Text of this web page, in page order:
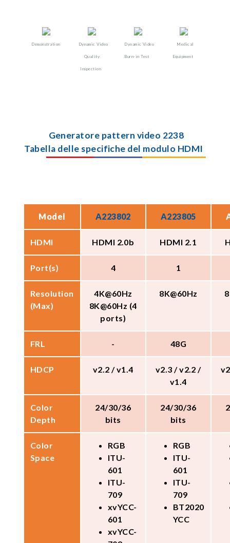
Demonstration Dynamic Video
Quality
Inspection
Dynamic Video
Burn-in Test
Medical
Equipment
Generatore pattern video 2238
Tabella delle specifiche del modulo HDMI
Model A223802 A223805
HDMI HDMI 2.0b HDMI 2.1
Port(s) 4 1
Resolution
(Max)
4K@60Hz
8K@60Hz (4
ports)
8K@60Hz
FRL - 48G
HDCP v2.2 / v1.4
v2.3 / v2.2 /
v1.4
Color
Depth
24/30/36
bits
24/30/36
bits
Color
Space
RGB
ITU-
601
ITU-
709
xvYCC-
601
xvYCC-
RGB
ITU-
601
ITU-
709
BT2020
YCC